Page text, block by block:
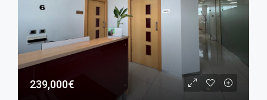
239,000€